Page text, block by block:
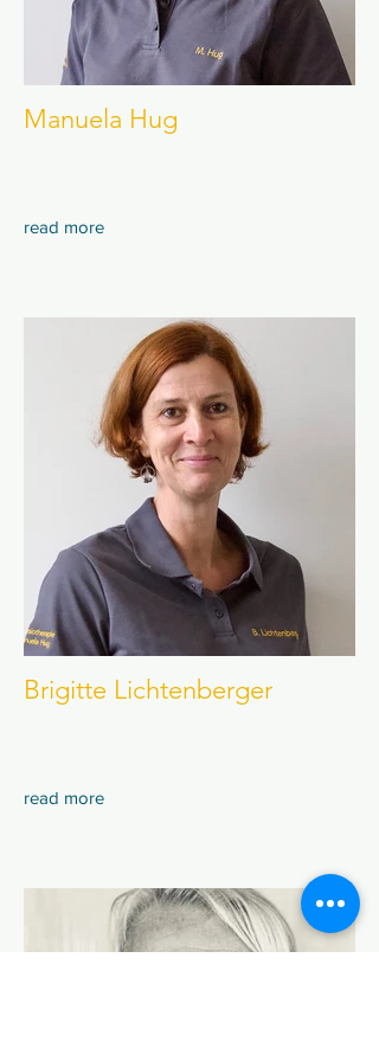
Manuela Hug
read more
Brigitte Lichtenberger
read more